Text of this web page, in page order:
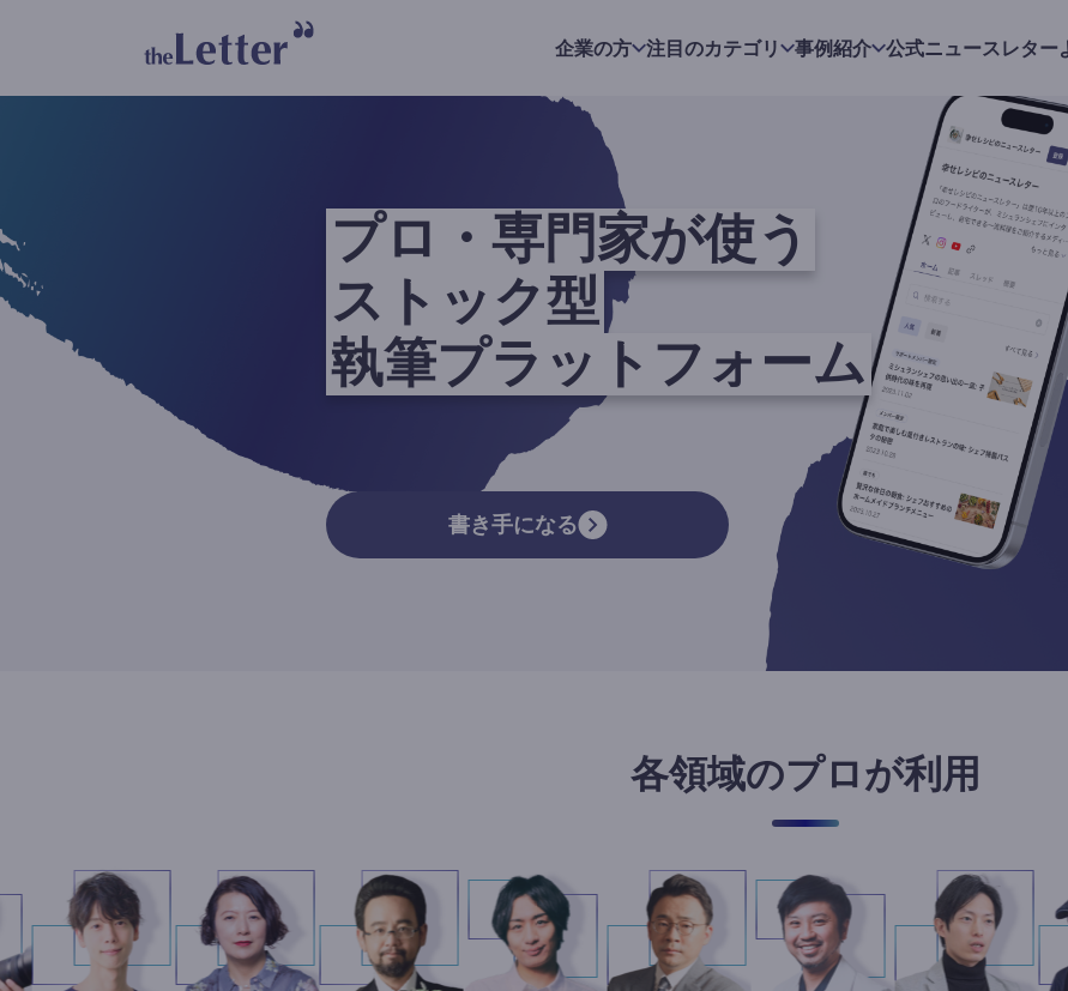
企業の方 注目のカテゴリ 事例紹介 公式ニュースレター
プロ・専門家が使う
ストック型
執筆プラットフォーム
書き手になる
各領域のプロが利用